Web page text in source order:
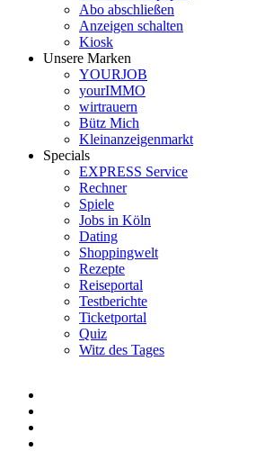
Abo abschließen
Anzeigen schalten
Kiosk
Unsere Marken
YOURJOB
yourIMMO
wirtrauern
Bütz Mich
Kleinanzeigenmarkt
Specials
EXPRESS Service
Rechner
Spiele
Jobs in Köln
Dating
Shoppingwelt
Rezepte
Reiseportal
Testberichte
Ticketportal
Quiz
Witz des Tages